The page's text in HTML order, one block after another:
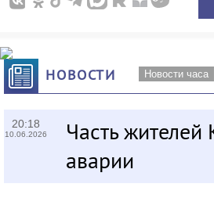
НОВОСТИ Новости часа
20:18
10.06.2026
Часть жителей
аварии